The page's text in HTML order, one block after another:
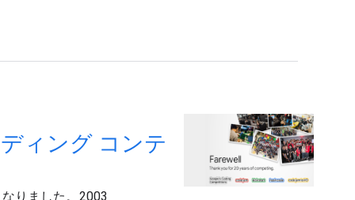
ィング コンテ
りました。2003